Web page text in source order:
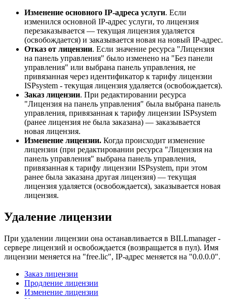
Изменение основного IP-адреса услуги. Если
изменился основной IP-адрес услуги, то лицензия
перезаказывается — текущая лицензия удаляется
(освобождается) и заказывается новая на новый IP-адрес.
Отказ от лицензии. Если значение ресурса "Лицензия
на панель управления" было изменено на "Без панели
управления" или выбрана панель управления, не
привязанная через идентификатор к тарифу лицензии
ISPsystem - текущая лицензия удаляется (освобождается).
Заказ лицензии. При редактировании ресурса
"Лицензия на панель управления" была выбрана панель
управления, привязанная к тарифу лицензии ISPsystem
(ранее лицензия не была заказана) — заказывается
новая лицензия.
Изменение лицензии. Когда происходит изменение
лицензии (при редактировании ресурса "Лицензия на
панель управления" выбрана панель управления,
привязанная к тарифу лицензии ISPsystem, при этом
ранее была заказана другая лицензия) — текущая
лицензия удаляется (освобождается), заказывается новая
лицензия.
Удаление лицензии
При удалении лицензии она останавливается в BILLmanager -
сервере лицензий и освобождается (возвращается в пул). Имя
лицензии меняется на "free.lic", IP-адрес меняется на "0.0.0.0".
Заказ лицензии
Продление лицензии
Изменение лицензии